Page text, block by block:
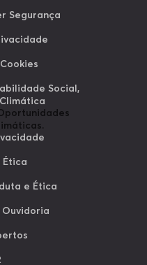
Segurança
Social,
Ética
e Ética